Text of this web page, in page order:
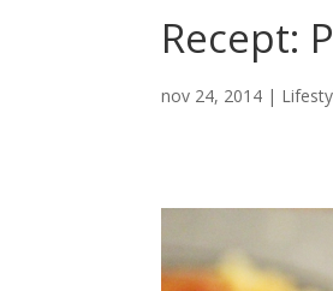
Recept:
nov 24, 2014 |